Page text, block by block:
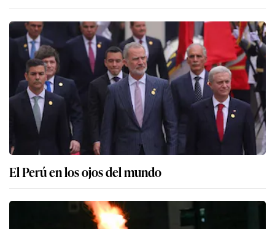
El Perú en los ojos del mundo